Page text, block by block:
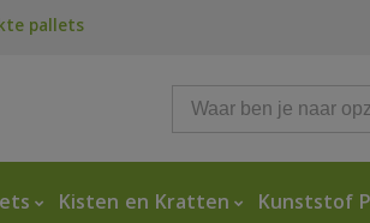
pallets
Kisten en Kratten Kunststof